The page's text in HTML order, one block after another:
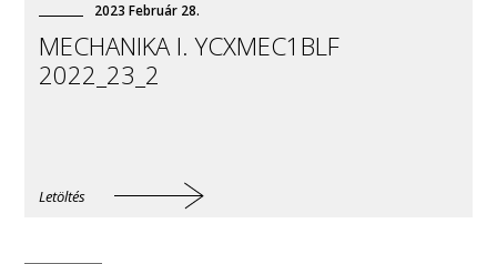
2023 Február 28.
MECHANIKA I. YCXMEC1BLF
2022_23_2
Letöltés